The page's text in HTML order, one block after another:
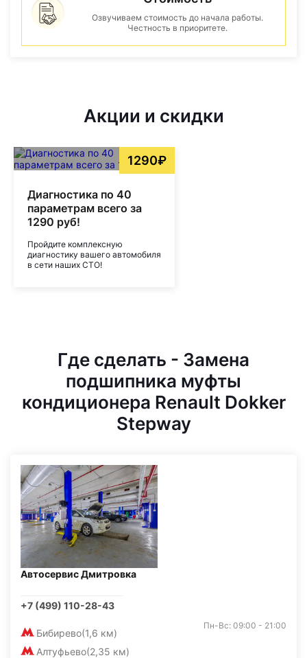
Озвучиваем стоимость до начала работы.
Честность в приоритете.
Акции и скидки
1290₽
Диагностика по 40
параметрам всего за
1290 руб!
Пройдите комплексную
диагностику вашего автомобиля
в сети наших СТО!
Где сделать - Замена
подшипника муфты
кондиционера Renault Dokker
Stepway
Автосервис Дмитровка
+7 (499) 110-28-43
Бибирево(1,6 км)
Алтуфьево(2,35 км)
Пн-Вс: 09:00 - 21:00